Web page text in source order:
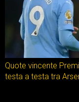
Quote vincente
testa a testa tra